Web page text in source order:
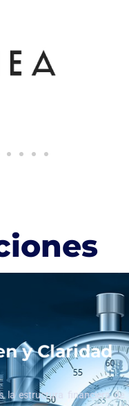
y Claridad
la estructura financiera